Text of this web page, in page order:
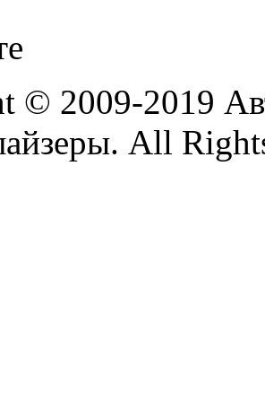
© 2009-2019
All